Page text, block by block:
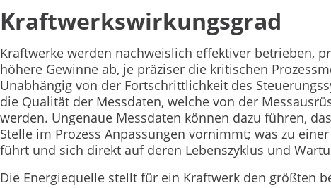
Kraftwerkswirkungsgrad
Kraftwerke werden nachweislich effektiver betrieben,
höhere Gewinne ab, je präziser die kritischen
Unabhängig von der Fortschrittlichkeit des
die Qualität der Messdaten, welche von der
werden. Ungenaue Messdaten können dazu führen,
Stelle im Prozess Anpassungen vornimmt; was zu
führt und sich direkt auf deren Lebenszyklus und
Die Energiequelle stellt für ein Kraftwerk den größten